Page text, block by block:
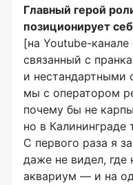
Главный герой
позиционирует
[на Youtube-
связанный с
и
мы с оператором
почему бы не
но в Калининграде
С первого раза я
даже не видел, где
аквариум — и на